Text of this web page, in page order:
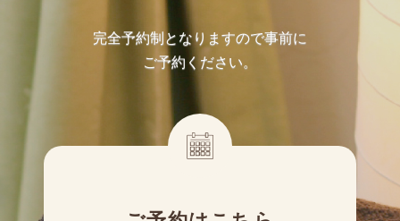
完全予約制となりますので事前に
ご予約ください。